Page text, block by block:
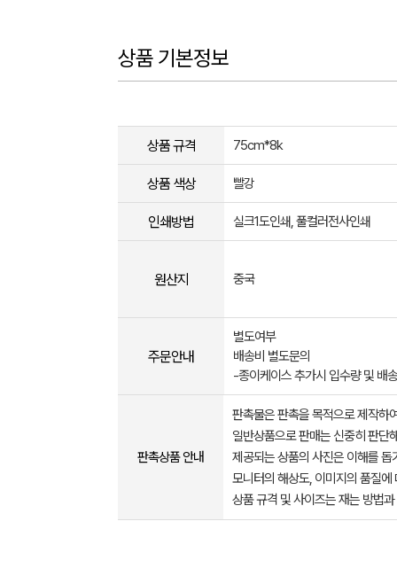
상품 기본정보
상품 규격 75cm*8k
상품 색상 빨강
인쇄방법 실크1도인쇄, 풀컬러전사인쇄
원산지 중국
주문안내
별도여부
배송비 별도문의
-종이케이스 추가시 입수량 및 배
판촉상품 안내
판촉물은 판촉을 목적으로 제작하
일반상품으로 판매는 신중히 판단
제공되는 상품의 사진은 이해를
모니터의 해상도, 이미지의 품질
상품 규격 및 사이즈는 재는 방법